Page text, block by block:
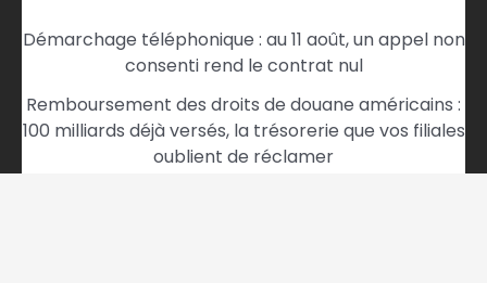
Démarchage téléphonique : au 11 août, un appel non
consenti rend le contrat nul
Remboursement des droits de douane américains :
100 milliards déjà versés, la trésorerie que vos filiales
oublient de réclamer